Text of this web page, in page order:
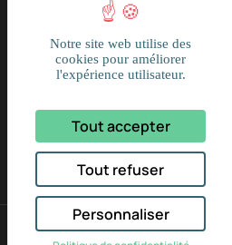
(0)2
374 61
2026 © Fidmed – Fiduciaire
Notre site web utilise des
cookies pour améliorer
l'expérience utilisateur.
Tout accepter
Tout refuser
Personnaliser